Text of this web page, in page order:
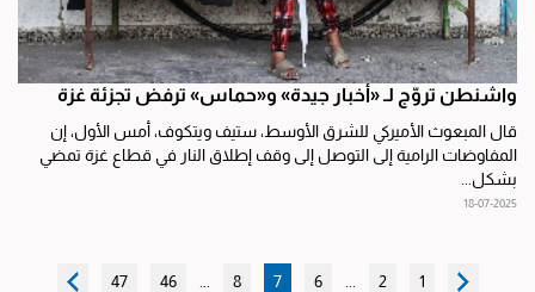
واشنطن تروّج لـ «أخبار جيدة» و«حماس» ترفض تجزئة غزة
قال المبعوث الأميركي للشرق الأوسط، ستيف ويتكوف، أمس الأول، إن
المفاوضات الرامية إلى التوصل إلى وقف إطلاق النار في قطاع غزة تمضي
بشكل...
18-07-2025
1
2
6
7
8
46
47